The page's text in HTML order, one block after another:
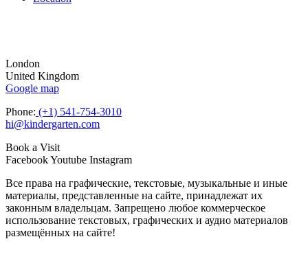
London
United Kingdom
Google map
Phone: (+1) 541-754-3010
hi@kindergarten.com
Book a Visit
FacebookYoutube Instagram
Все права на графические, текстовые, музыкальные и иные
материалы, представленные на сайте, принадлежат их
законным владельцам. Запрещено любое коммерческое
использование текстовых, графических и аудио материалов
размещённых на сайте!